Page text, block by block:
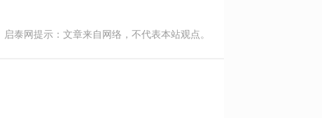
启泰网提示：文章来自网络，不代表本站观点。